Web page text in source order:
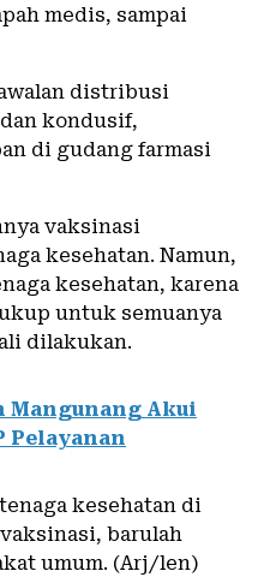
medis, sampai
distribusi
kondusif,
di gudang farmasi
vaksinasi
kesehatan. Namun,
kesehatan, karena
untuk semuanya
dilakukan.
Mangunang Akui
Pelayanan
kesehatan di
barulah
umum. (Arj/len)